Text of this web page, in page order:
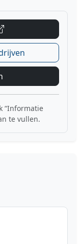
“Informatie
te vullen.